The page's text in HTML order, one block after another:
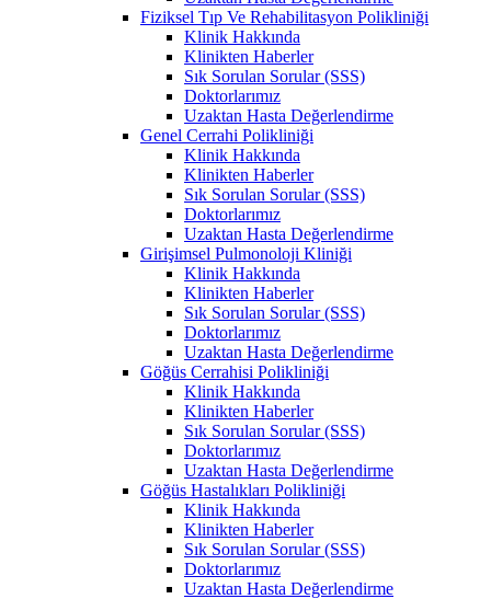
Fiziksel Tıp Ve Rehabilitasyon Polikliniği
Klinik Hakkında
Klinikten Haberler
Sık Sorulan Sorular (SSS)
Doktorlarımız
Uzaktan Hasta Değerlendirme
Genel Cerrahi Polikliniği
Klinik Hakkında
Klinikten Haberler
Sık Sorulan Sorular (SSS)
Doktorlarımız
Uzaktan Hasta Değerlendirme
Girişimsel Pulmonoloji Kliniği
Klinik Hakkında
Klinikten Haberler
Sık Sorulan Sorular (SSS)
Doktorlarımız
Uzaktan Hasta Değerlendirme
Göğüs Cerrahisi Polikliniği
Klinik Hakkında
Klinikten Haberler
Sık Sorulan Sorular (SSS)
Doktorlarımız
Uzaktan Hasta Değerlendirme
Göğüs Hastalıkları Polikliniği
Klinik Hakkında
Klinikten Haberler
Sık Sorulan Sorular (SSS)
Doktorlarımız
Uzaktan Hasta Değerlendirme